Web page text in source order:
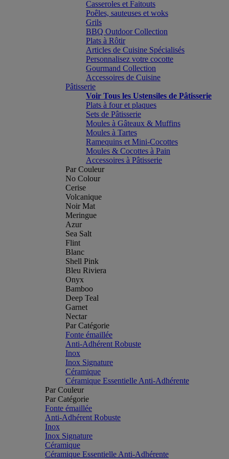
Casseroles et Faitouts
Poêles, sauteuses et woks
Grils
BBQ Outdoor Collection
Plats à Rôtir
Articles de Cuisine Spécialisés
Personnalisez votre cocotte
Gourmand Collection
Accessoires de Cuisine
Pâtisserie
Voir Tous les Ustensiles de Pâtisserie
Plats à four et plaques
Sets de Pâtisserie
Moules à Gâteaux & Muffins
Moules à Tartes
Ramequins et Mini-Cocottes
Moules & Cocottes à Pain
Accessoires à Pâtisserie
Par Couleur
No Colour
Cerise
Volcanique
Noir Mat
Meringue
Azur
Sea Salt
Flint
Blanc
Shell Pink
Bleu Riviera
Onyx
Bamboo
Deep Teal
Garnet
Nectar
Par Catégorie
Fonte émaillée
Anti-Adhérent Robuste
Inox
Inox Signature
Céramique
Céramique Essentielle Anti-Adhérente
Par Couleur
Par Catégorie
Fonte émaillée
Anti-Adhérent Robuste
Inox
Inox Signature
Céramique
Céramique Essentielle Anti-Adhérente